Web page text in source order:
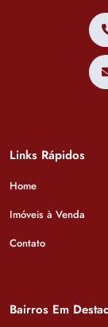
Links Rápidos
Home
Imóveis à Venda
Contato
Bairros Em